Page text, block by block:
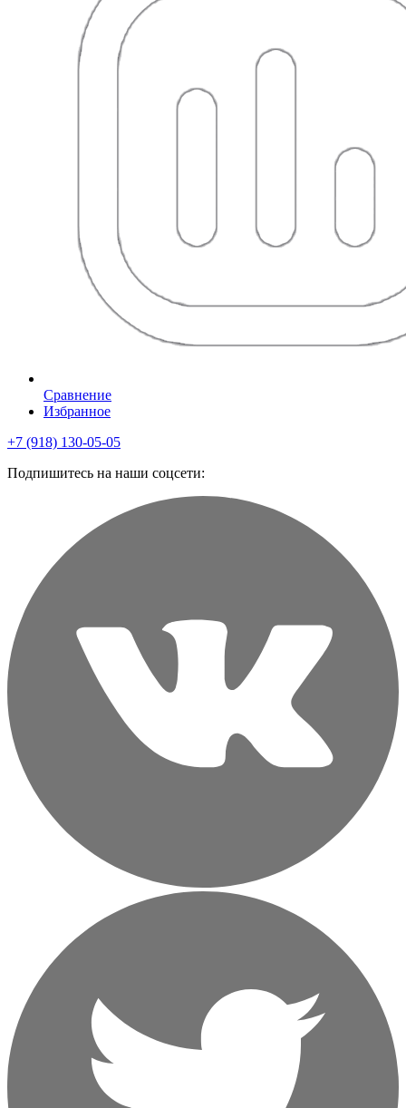
Сравнение
Избранное
+7 (918) 130-05-05
Подпишитесь на наши соцсети: